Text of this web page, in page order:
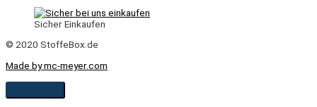
Sicher Einkaufen
© 2020 StoffeBox.de
Made by mc-meyer.com